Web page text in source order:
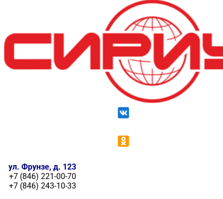
ул. Фрунзе, д. 123
+7 (846) 221-00-70
+7 (846) 243-10-33